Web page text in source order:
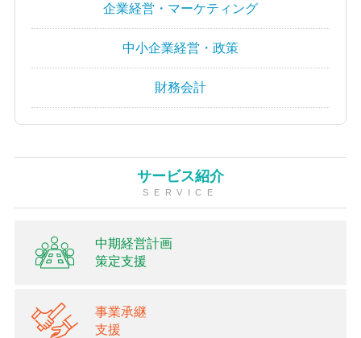
企業経営・マーケティング
中小企業経営・政策
財務会計
サービス紹介
SERVICE
中期経営計画
策定支援
事業承継
支援